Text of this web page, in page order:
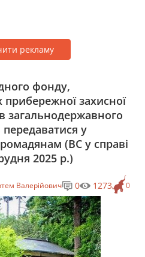
рекламу
фонду,
захисної
загальнодержавного
у
(ВС у справі
2025 р.)
Валерійович 0
0 1273